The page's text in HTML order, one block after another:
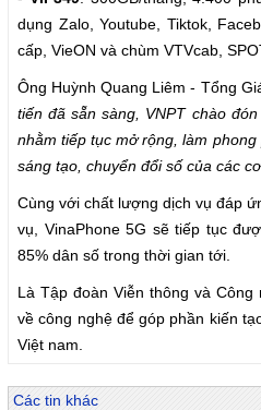
dụng Zalo, Youtube, Tiktok,
cấp, VieON và chùm VTVcab,
Ông Huỳnh Quang Liêm - Tổng
tiến đã sẵn sàng, VNPT chào
nhằm tiếp tục mở rộng, làm
sáng tạo, chuyển đổi số của các
Cùng với chất lượng dịch vụ đáp
vụ, VinaPhone 5G sẽ tiếp tục
85% dân số trong thời gian tới.
Là Tập đoàn Viễn thông và
về công nghệ để góp phần kiến
Việt nam.
Các tin khác